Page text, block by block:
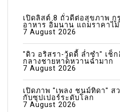
เปิดลิสต์ 8 ถั่วดีต่อสุขภาพ กู
อาหาร อิ่มนาน แถมราคาไม่
7 August 2026
"ดิว อริสรา-วู้ดดี้ ล่ำซำ" เช็
กลางชายหาดหวานฉ่ำมาก
7 August 2026
เปิดภาพ "เพลง ชนม์ทิดา" ส
กับซุปเปอร์ระดับโลก
7 August 2026